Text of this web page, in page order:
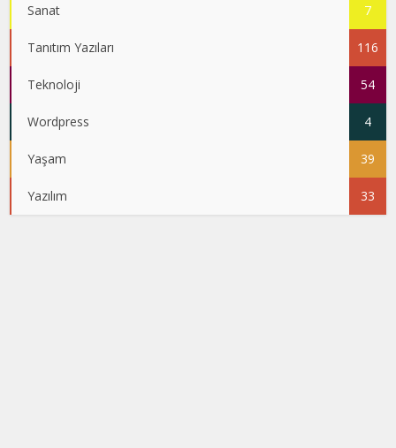
Sanat 7
Tanıtım Yazıları 116
Teknoloji 54
Wordpress 4
Yaşam 39
Yazılım 33